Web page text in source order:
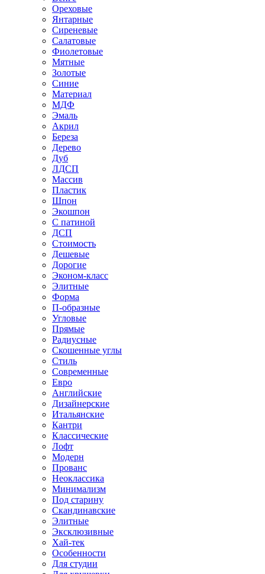
Ореховые
Янтарные
Сиреневые
Салатовые
Фиолетовые
Мятные
Золотые
Синие
Материал
МДФ
Эмаль
Акрил
Береза
Дерево
Дуб
ЛДСП
Массив
Пластик
Шпон
Экошпон
С патиной
ДСП
Стоимость
Дешевые
Дорогие
Эконом-класс
Элитные
Форма
П-образные
Угловые
Прямые
Радиусные
Скошенные углы
Стиль
Современные
Евро
Английские
Дизайнерские
Итальянские
Кантри
Классические
Лофт
Модерн
Прованс
Неоклассика
Минимализм
Под старину
Скандинавские
Элитные
Эксклюзивные
Хай-тек
Особенности
Для студии